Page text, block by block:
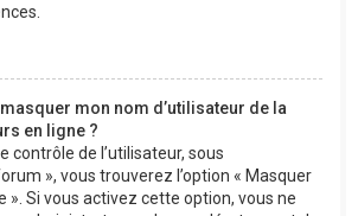
mon nom d’utilisateur de la
en ligne ?
contrôle de l’utilisateur, sous
», vous trouverez l’option « Masquer
». Si vous activez cette option, vous ne